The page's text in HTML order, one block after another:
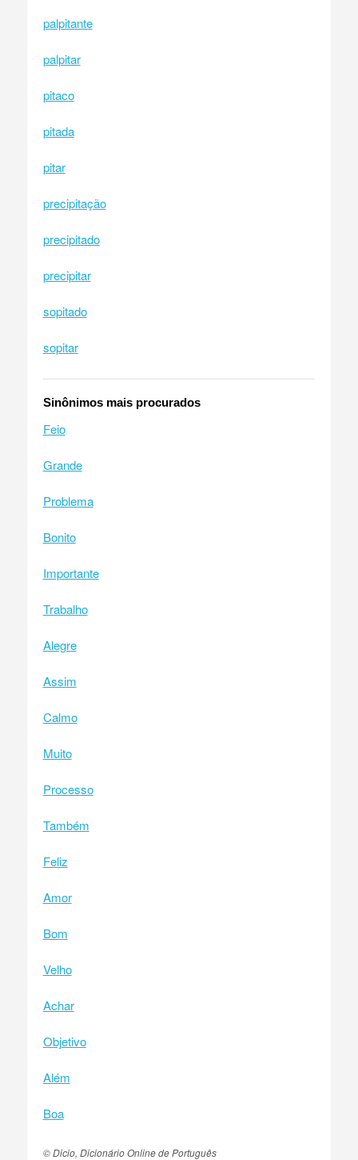
palpitante
palpitar
pitaco
pitada
pitar
precipitação
precipitado
precipitar
sopitado
sopitar
Sinônimos mais procurados
Feio
Grande
Problema
Bonito
Importante
Trabalho
Alegre
Assim
Calmo
Muito
Processo
Também
Feliz
Amor
Bom
Velho
Achar
Objetivo
Além
Boa
© Dicio, Dicionário Online de Português